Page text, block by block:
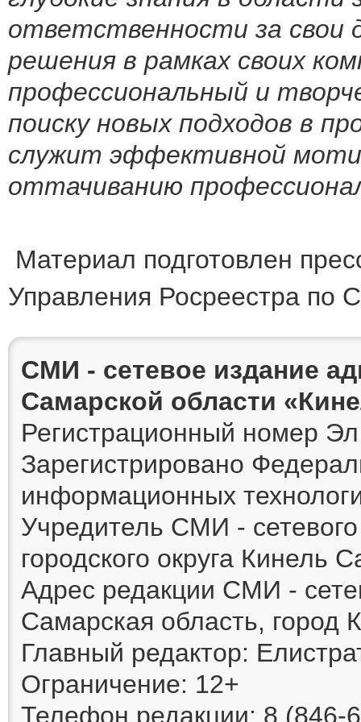
ответственности за свои
решения в рамках своих
профессиональный и
поиску новых подходов в
служит эффективной
оттачиванию
Материал подготовлен
Управления Росреестра по
СМИ - сетевое издание
Самарской области
Регистрационный номер
Зарегистрировано
информационных
Учредитель СМИ -
городского округа Кинель
Адрес редакции СМИ -
Самарская область, город
Главный редактор:
Ограничение: 12+
Телефон редакции: 8 (846-